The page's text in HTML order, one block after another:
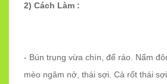
2) Cách Làm :
- Bún trụng vừa chín, để ráo. Nấm
mèo ngâm nở, thái sợi. Cà rốt thái